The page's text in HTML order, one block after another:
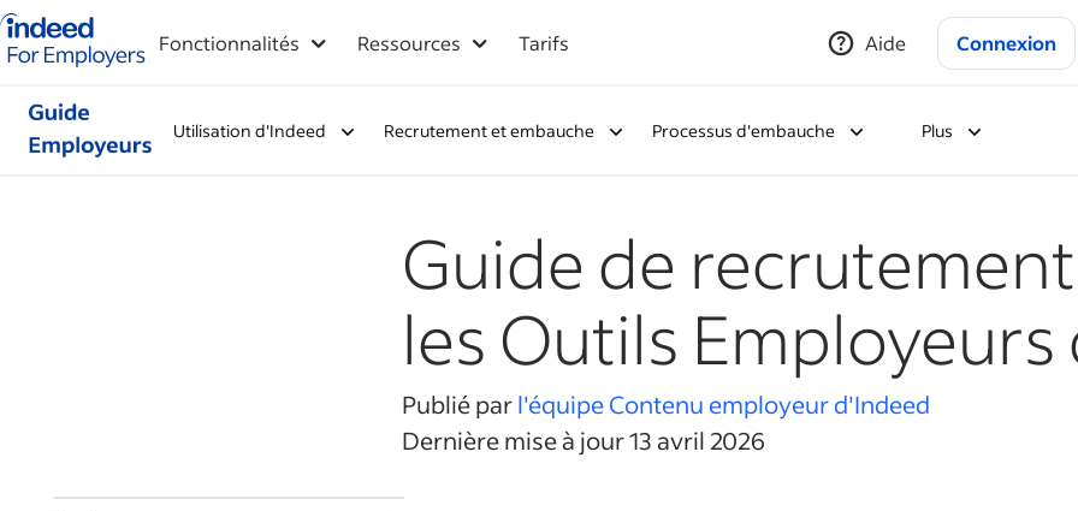
Logo Indeed - Entreprises
Fonctionnalités Ressources Tarifs Aide Connexion
Utilisation d'Indeed Recrutement et embauche Processus d'embauche Plus
Guide de
les Outils Employeurs
Publié parl'équipe Contenu employeur d'Indeed
Dernière mise à jour 13 avril 2026